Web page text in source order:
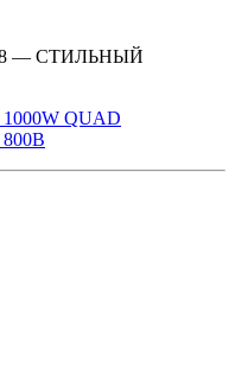
— СТИЛЬНЫЙ
QUAD